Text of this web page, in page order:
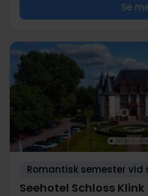
Se
Romantisk semester vid
Seehotel Schloss Klink